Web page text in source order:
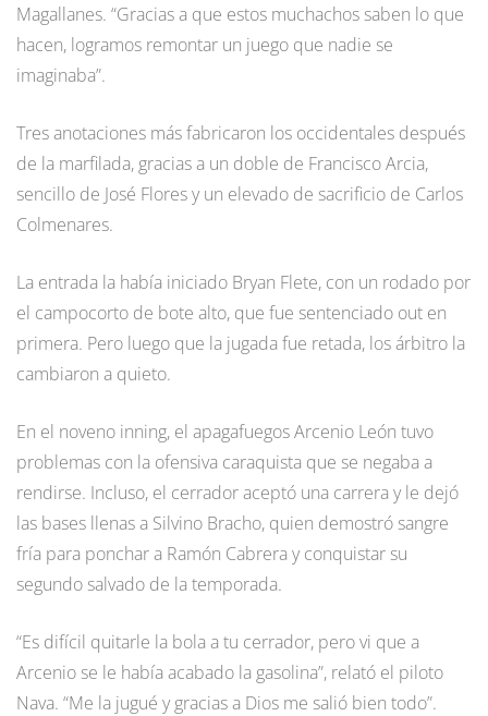
Magallanes. “Gracias a que estos muchachos saben lo que
hacen, logramos remontar un juego que nadie se
imaginaba”.
Tres anotaciones más fabricaron los occidentales después
de la marfilada, gracias a un doble de Francisco Arcia,
sencillo de José Flores y un elevado de sacrificio de Carlos
Colmenares.
La entrada la había iniciado Bryan Flete, con un rodado por
el campocorto de bote alto, que fue sentenciado out en
primera. Pero luego que la jugada fue retada, los árbitro la
cambiaron a quieto.
En el noveno inning, el apagafuegos Arcenio León tuvo
problemas con la ofensiva caraquista que se negaba a
rendirse. Incluso, el cerrador aceptó una carrera y le dejó
las bases llenas a Silvino Bracho, quien demostró sangre
fría para ponchar a Ramón Cabrera y conquistar su
segundo salvado de la temporada.
“Es difícil quitarle la bola a tu cerrador, pero vi que a
Arcenio se le había acabado la gasolina”, relató el piloto
Nava. “Me la jugué y gracias a Dios me salió bien todo”.